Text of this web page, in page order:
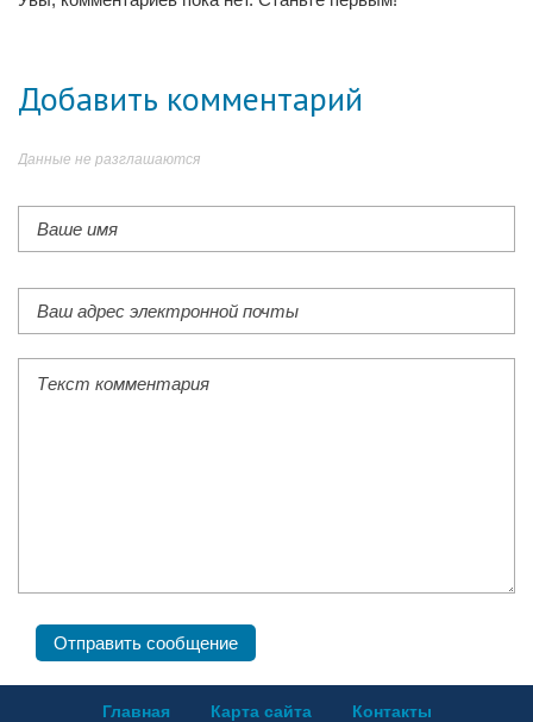
Добавить комментарий
Данные не разглашаются
Главная Карта сайта Контакты